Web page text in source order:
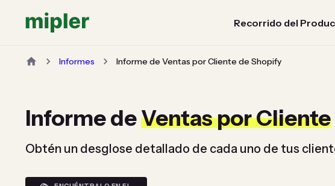
Recorrido del
Informes Informe de Ventas por Cliente de Shopify
Informe deVentas por Cliente
Obtén un desglose detallado de cada uno de tus